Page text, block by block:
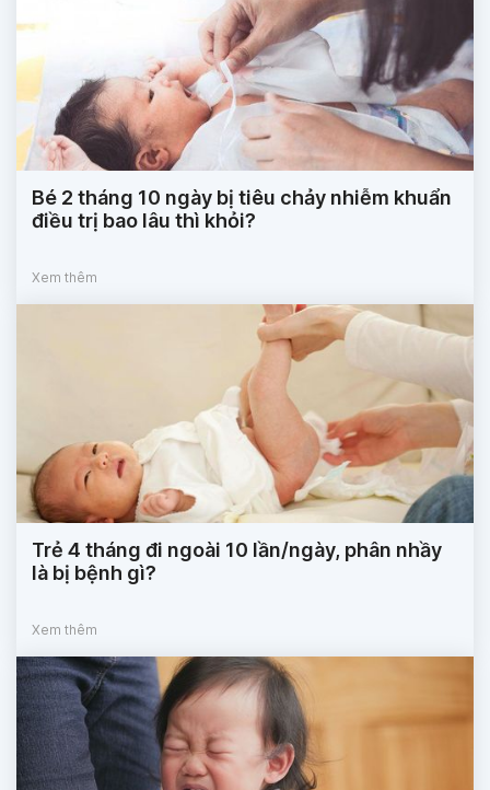
Bé 2 tháng 10 ngày bị tiêu chảy nhiễm khuẩn
điều trị bao lâu thì khỏi?
Xem thêm
Trẻ 4 tháng đi ngoài 10 lần/ngày, phân nhầy
là bị bệnh gì?
Xem thêm